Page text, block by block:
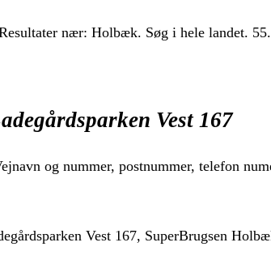
nær: Holbæk. Søg i hele landet.
Vest 167
og nummer, postnummer, telefon
Vest 167, SuperBrugsen